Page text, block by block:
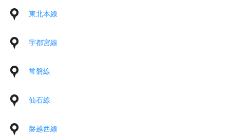
東北本線
宇都宮線
常磐線
仙石線
磐越西線